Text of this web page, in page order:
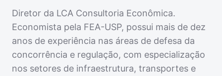
Diretor da LCA Consultoria Econômica.
Economista pela FEA-USP, possui mais de dez
anos de experiência nas áreas de defesa da
concorrência e regulação, com especialização
nos setores de infraestrutura, transportes e